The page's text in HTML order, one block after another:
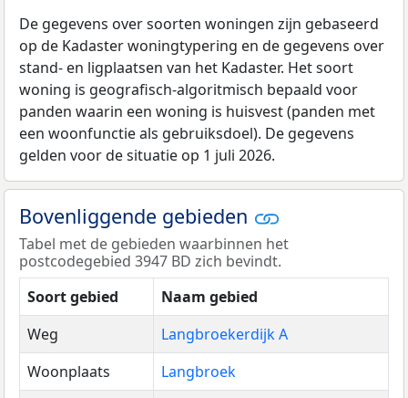
De gegevens over soorten woningen zijn gebaseerd
op de Kadaster woningtypering en de gegevens over
stand- en ligplaatsen van het Kadaster. Het soort
woning is geografisch-algoritmisch bepaald voor
panden waarin een woning is huisvest (panden met
een woonfunctie als gebruiksdoel). De gegevens
gelden voor de situatie op 1 juli 2026.
Bovenliggende gebieden
Tabel met de gebieden waarbinnen het
postcodegebied 3947 BD zich bevindt.
Soort gebied
Naam gebied
Weg
Langbroekerdijk A
Woonplaats
Langbroek